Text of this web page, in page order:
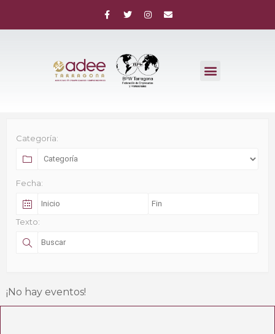
Categoría:
Fecha:
Texto:
¡No hay eventos!